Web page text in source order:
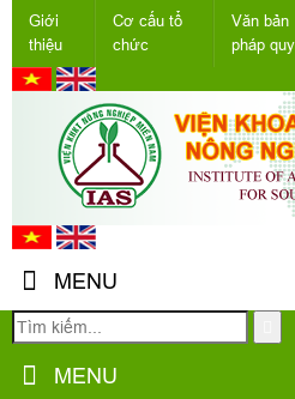
Giới
thiệu
Cơ cấu tổ
chức
Văn bản
pháp quy
MENU
MENU